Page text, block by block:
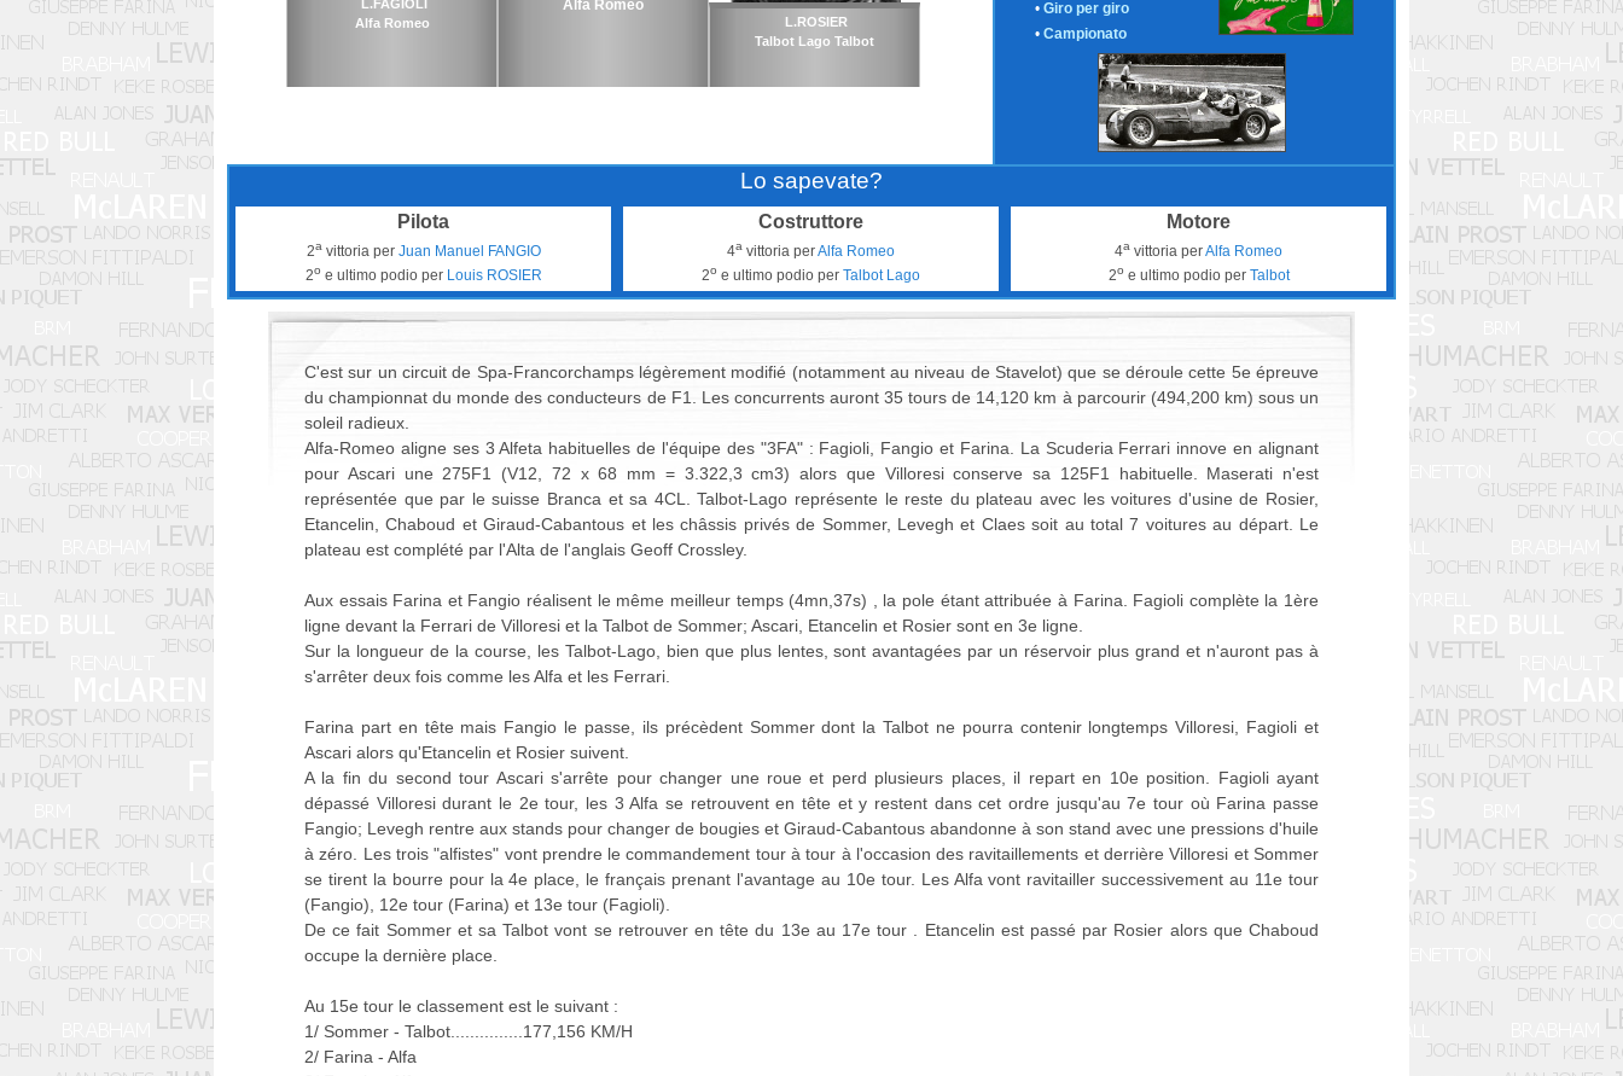
L.FAGIOLI
Alfa Romeo
Alfa Romeo
L.ROSIER
Talbot Lago Talbot
• Giro per giro
• Campionato
Lo sapevate?
Pilota
2avittoria per Juan Manuel FANGIO
2o e ultimo podio per Louis ROSIER
Costruttore
4a vittoria perAlfa Romeo
2o e ultimo podio per Talbot Lago
Motore
4a vittoria perAlfa Romeo
2o e ultimo podio per Talbot
C'est sur un circuit de Spa-Francorchamps légèrement modifié (notamment au niveau de Stavelot) que se déroule cette 5e épreuve
du championnat du monde des conducteurs de F1. Les concurrents auront 35 tours de 14,120 km à parcourir (494,200 km) sous un
soleil radieux.
Alfa-Romeo aligne ses 3 Alfeta habituelles de l'équipe des "3FA" : Fagioli, Fangio et Farina. La Scuderia Ferrari innove en alignant
pour Ascari une 275F1 (V12, 72 x 68 mm = 3.322,3 cm3) alors que Villoresi conserve sa 125F1 habituelle. Maserati n'est
représentée que par le suisse Branca et sa 4CL. Talbot-Lago représente le reste du plateau avec les voitures d'usine de Rosier,
Etancelin, Chaboud et Giraud-Cabantous et les châssis privés de Sommer, Levegh et Claes soit au total 7 voitures au départ. Le
plateau est complété par l'Alta de l'anglais Geoff Crossley.
Aux essais Farina et Fangio réalisent le même meilleur temps (4mn,37s) , la pole étant attribuée à Farina. Fagioli complète la 1ère
ligne devant la Ferrari de Villoresi et la Talbot de Sommer; Ascari, Etancelin et Rosier sont en 3e ligne.
Sur la longueur de la course, les Talbot-Lago, bien que plus lentes, sont avantagées par un réservoir plus grand et n'auront pas à
s'arrêter deux fois comme les Alfa et les Ferrari.
Farina part en tête mais Fangio le passe, ils précèdent Sommer dont la Talbot ne pourra contenir longtemps Villoresi, Fagioli et
Ascari alors qu'Etancelin et Rosier suivent.
A la fin du second tour Ascari s'arrête pour changer une roue et perd plusieurs places, il repart en 10e position. Fagioli ayant
dépassé Villoresi durant le 2e tour, les 3 Alfa se retrouvent en tête et y restent dans cet ordre jusqu'au 7e tour où Farina passe
Fangio; Levegh rentre aux stands pour changer de bougies et Giraud-Cabantous abandonne à son stand avec une pressions d'huile
à zéro. Les trois "alfistes" vont prendre le commandement tour à tour à l'occasion des ravitaillements et derrière Villoresi et Sommer
se tirent la bourre pour la 4e place, le français prenant l'avantage au 10e tour. Les Alfa vont ravitailler successivement au 11e tour
(Fangio), 12e tour (Farina) et 13e tour (Fagioli).
De ce fait Sommer et sa Talbot vont se retrouver en tête du 13e au 17e tour . Etancelin est passé par Rosier alors que Chaboud
occupe la dernière place.
Au 15e tour le classement est le suivant :
1/ Sommer - Talbot...............177,156 KM/H
2/ Farina - Alfa